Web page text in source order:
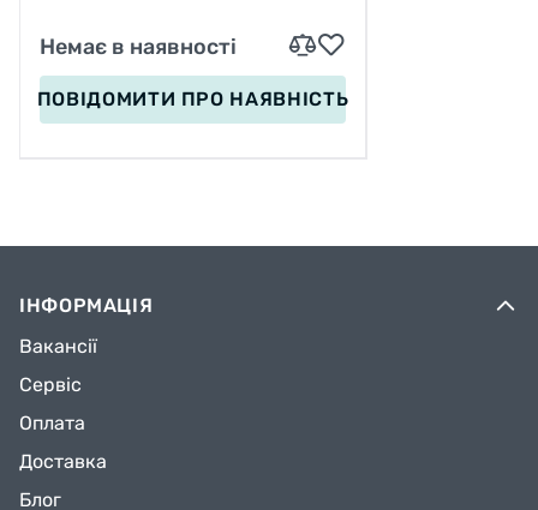
Немає в наявності
ПОВІДОМИТИ ПРО НАЯВНІСТЬ
ІНФОРМАЦІЯ
Вакансії
Сервіс
Оплата
Доставка
Блог